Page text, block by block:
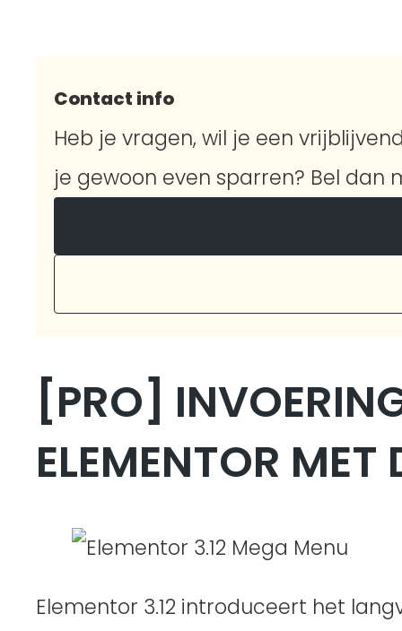
Contact info
Heb je vragen, wil je een
je gewoon even sparren? Bel dan
[PRO]
ELEMENTOR
Elementor 3.12 introduceert het